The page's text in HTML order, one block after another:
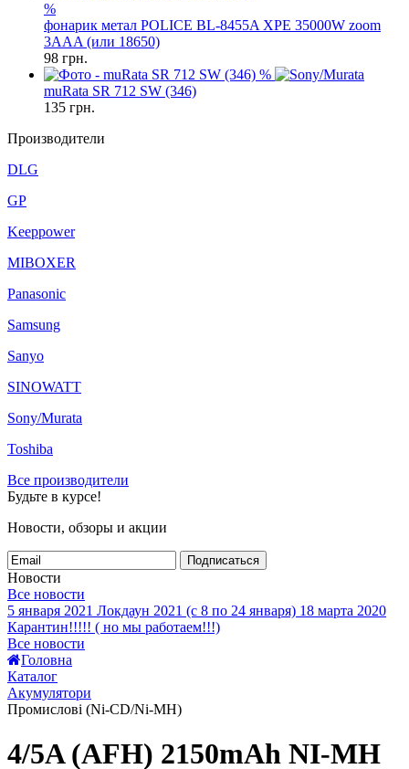
%
фонарик метал POLICE BL-8455A XPE 35000W zoom
3AAA (или 18650)
98 грн.
%
muRata SR 712 SW (346)
135 грн.
Производители
DLG
GP
Keeppower
MIBOXER
Panasonic
Samsung
Sanyo
SINOWATT
Sony/Murata
Toshiba
Все производители
Будьте в курсе!
Новости, обзоры и акции
Подписаться
Новости
Все новости
5 января 2021 Локдаун 2021 (с 8 по 24 января) 18 марта 2020
Карантин!!!!! ( но мы работаем!!!)
Все новости
Головна
Каталог
Акумулятори
Промислові (Ni-CD/Ni-MH)
4/5A (AFH) 2150mAh NI-MH